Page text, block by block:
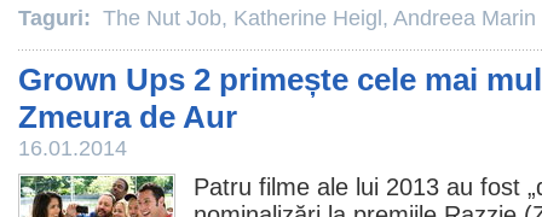
Taguri: The Nut Job, Katherine Heigl , Andreea Marin
Grown Ups 2 primește cele mai
Zmeura de Aur
16.01.2014
Patru filme ale lui 2013 au fost